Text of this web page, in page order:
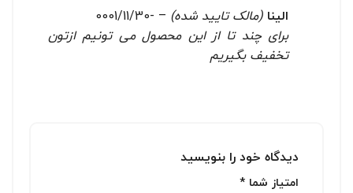
نمره4
از 5
الینا (مالک تایید شده) –
-0001/11/30
برای چند تا از این محصول می تونیم ازتون
تخفیف بگیریم
دیدگاه خود را بنویسید
امتیاز شما *